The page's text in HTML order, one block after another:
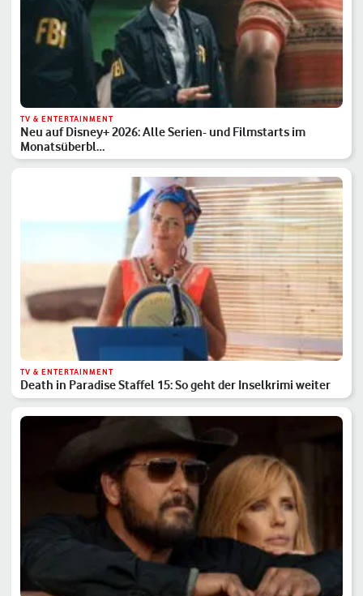
TV & ENTERTAINMENT
Neu auf Disney+ 2026: Alle Serien- und Filmstarts im
Monatsüberbl…
TV & ENTERTAINMENT
Death in Paradise Staffel 15: So geht der Inselkrimi weiter